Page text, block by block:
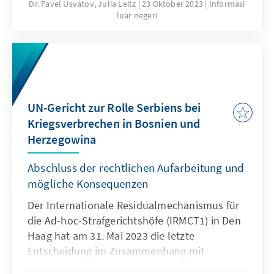
gibt es? Und was lässt sich über die
Ein Blick auf Beispielprojekte im Westlichen
Balkan.
Dr. Pavel Usvatov, Julia Leitz 23 Oktober 2023
Informasi
luar negeri
UN-Gericht zur Rolle Serbiens bei
Kriegsverbrechen in Bosnien und
Herzegowina
Abschluss der rechtlichen Aufarbeitung und
mögliche Konsequenzen
Der Internationale Residualmechanismus für
die Ad-hoc-Strafgerichtshöfe (IRMCT1) in Den
Haag hat am 31. Mai 2023 die letzte
Entscheidung im Zusammenhang mit